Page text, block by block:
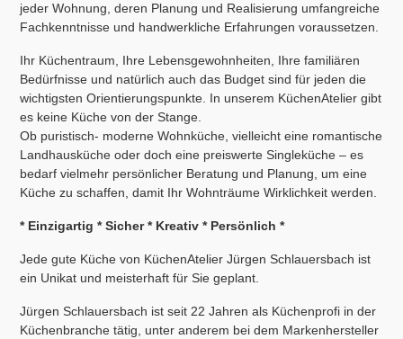
jeder Wohnung, deren Planung und Realisierung umfangreiche
Fachkenntnisse und handwerkliche Erfahrungen voraussetzen.
Ihr Küchentraum, Ihre Lebensgewohnheiten, Ihre familiären
Bedürfnisse und natürlich auch das Budget sind für jeden die
wichtigsten Orientierungspunkte. In unserem KüchenAtelier gibt
es keine Küche von der Stange.
Ob puristisch- moderne Wohnküche, vielleicht eine romantische
Landhausküche oder doch eine preiswerte Singleküche – es
bedarf vielmehr persönlicher Beratung und Planung, um eine
Küche zu schaffen, damit Ihr Wohnträume Wirklichkeit werden.
* Einzigartig * Sicher * Kreativ * Persönlich *
Jede gute Küche von KüchenAtelier Jürgen Schlauersbach ist
ein Unikat und meisterhaft für Sie geplant.
Jürgen Schlauersbach ist seit 22 Jahren als Küchenprofi in der
Küchenbranche tätig, unter anderem bei dem Markenhersteller